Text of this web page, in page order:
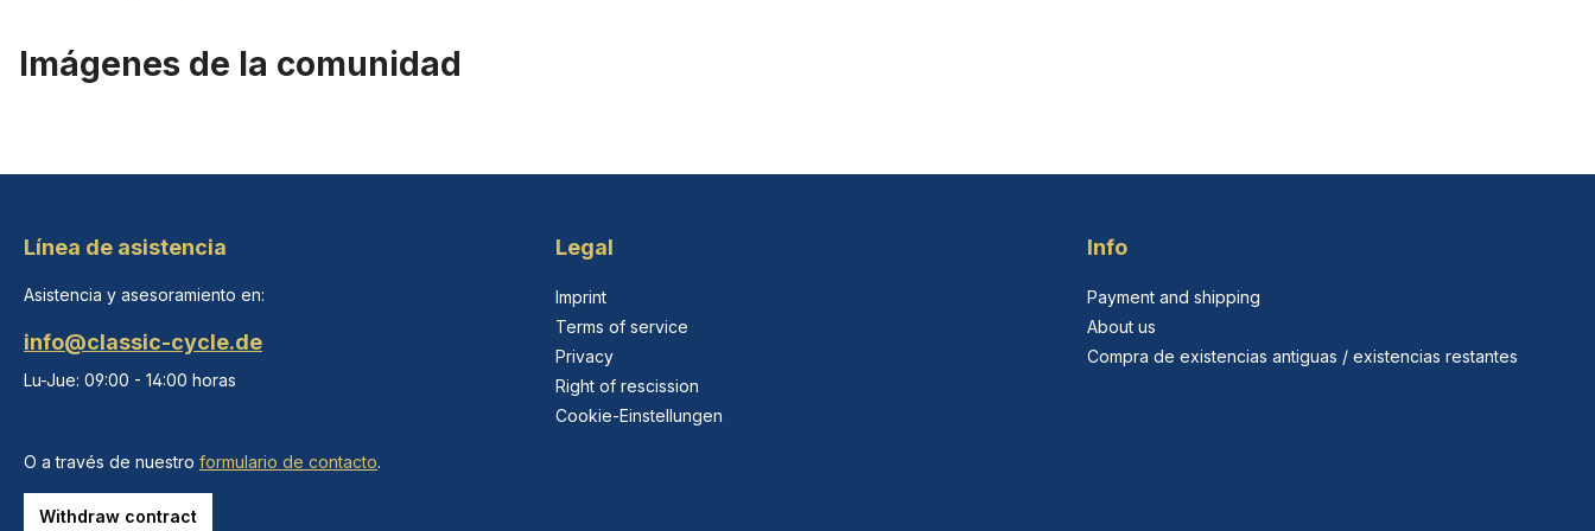
Imágenes de la comunidad
Línea de asistencia
Asistencia y asesoramiento en:
info@classic-cycle.de
Lu-Jue: 09:00 - 14:00 horas
O a través de nuestro formulario de contacto.
Withdraw contract
Legal
Imprint
Terms of service
Privacy
Right of rescission
Cookie-Einstellungen
Info
Payment and shipping
About us
Compra de existencias antiguas / existencias restantes